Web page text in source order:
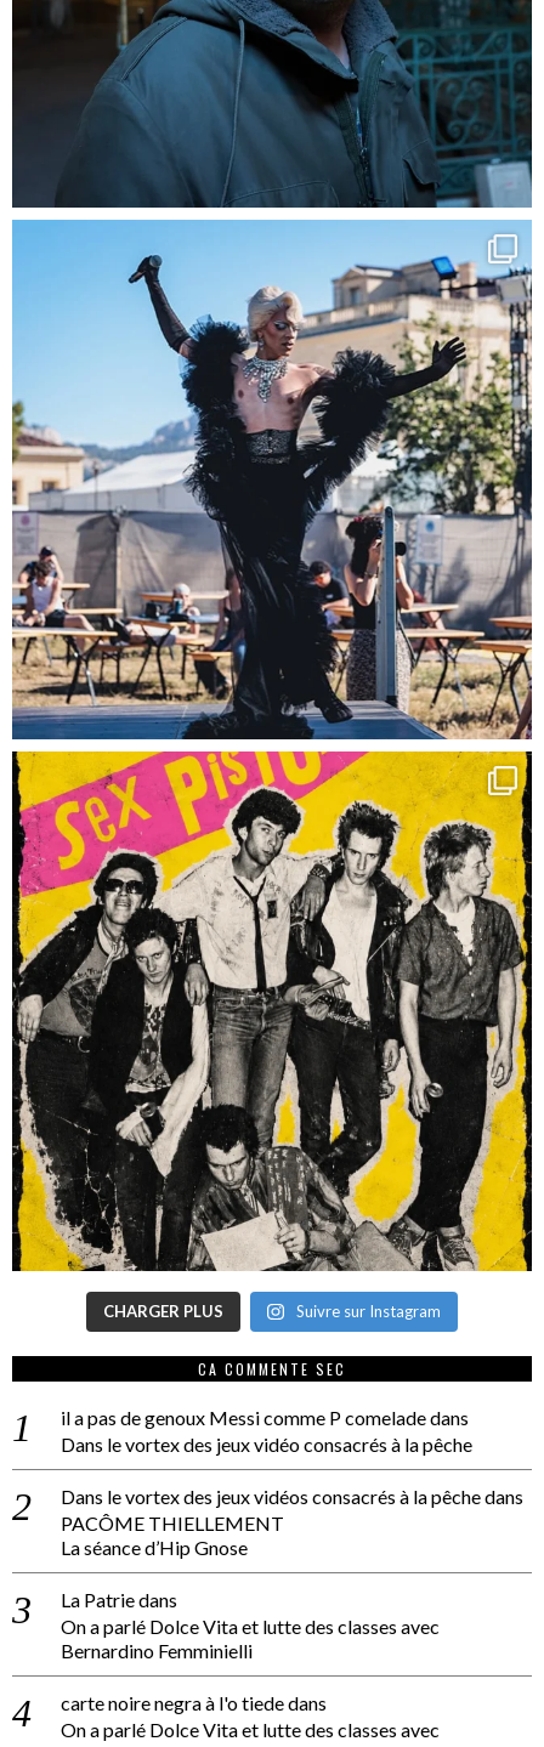
CHARGER PLUS Suivre sur Instagram
CA COMMENTE SEC
il a pas de genoux Messi comme P comeladedans
Dans le vortex des jeux vidéo consacrés à la pêche
Dans le vortex des jeux vidéos consacrés à la pêchedans
PACÔME THIELLEMENT
La séance d’Hip Gnose
La Patriedans
On a parlé Dolce Vita et lutte des classes avec
Bernardino Femminielli
carte noire negra à l'o tiededans
On a parlé Dolce Vita et lutte des classes avec